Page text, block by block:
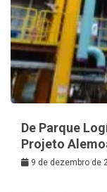
De Parque
Projeto
9 de dezembro de